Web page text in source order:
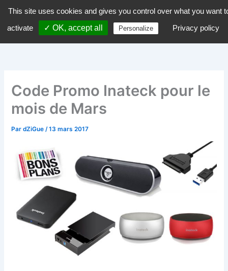
contenu
dZiGue
Code Promo Inateck pour le
mois de Mars
PardZiGue/13 mars 2017
This site uses cookies and gives you control over what you want
activate
✓ OK, accept all Personalize Privacy policy